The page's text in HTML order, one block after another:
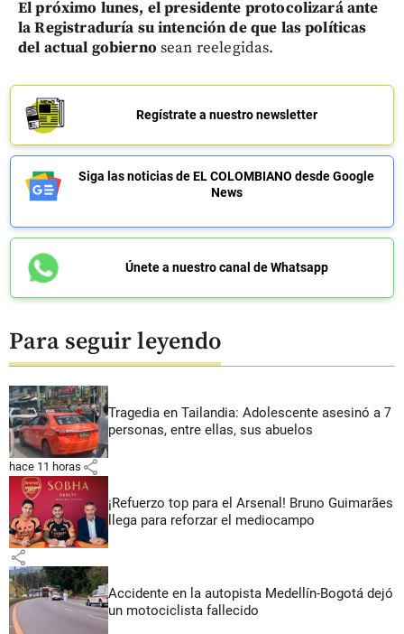
El próximo lunes, el presidente protocolizará ante
la Registraduría su intención de que las políticas
del actual gobierno sean reelegidas.
Regístrate a nuestro newsletter
Siga las noticias de EL COLOMBIANO desde Google
News
Únete a nuestro canal de Whatsapp
Para seguir leyendo
Tragedia en Tailandia: Adolescente asesinó a 7
personas, entre ellas, sus abuelos
hace 11 horas share
¡Refuerzo top para el Arsenal! Bruno Guimarães
llega para reforzar el mediocampo
share
Accidente en la autopista Medellín-Bogotá dejó
un motociclista fallecido